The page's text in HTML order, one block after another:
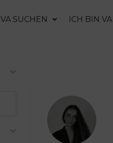
VA SUCHEN ICH BIN VA